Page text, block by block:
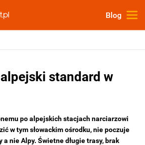
Blog
standard w
po alpejskich stacjach narciarzowi
w tym słowackim ośrodku, nie poczuje
nie Alpy. Świetne długie trasy, brak